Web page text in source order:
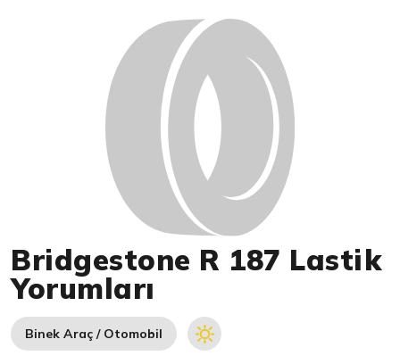
Bridgestone R 187 Lastik
Yorumları
Binek Araç / Otomobil